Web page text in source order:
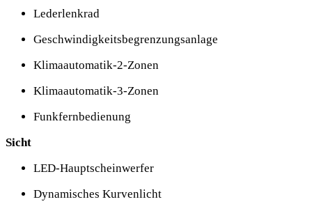
Lederlenkrad
Geschwindigkeitsbegrenzungsanlage
Klimaautomatik-2-Zonen
Klimaautomatik-3-Zonen
Funkfernbedienung
Sicht
LED-Hauptscheinwerfer
Dynamisches Kurvenlicht